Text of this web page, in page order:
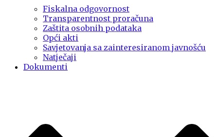
Fiskalna odgovornost
Transparentnost proračuna
Zaštita osobnih podataka
Opći akti
Savjetovanja sa zainteresiranom javnošću
Natječaji
Dokumenti